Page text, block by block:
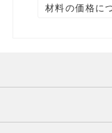
材料の価格に